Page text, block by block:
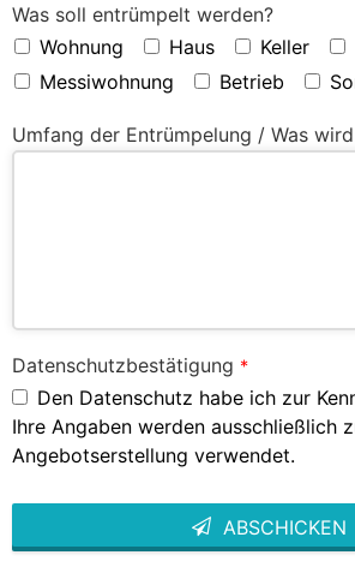
Was soll entrümpelt werden?
Wohnung
Haus Keller
Messiwohnung
Betrieb
Umfang der Entrümpelung / Was
Datenschutzbestätigung *
Den Datenschutz habe ich zur
Ihre Angaben werden ausschließlich
Angebotserstellung verwendet.
ABSCHICKEN